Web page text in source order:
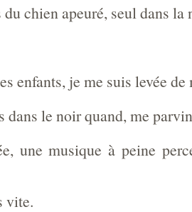
chien apeuré, seul dans la
enfants, je me suis levée
dans le noir quand, me
une musique à peine
vite.